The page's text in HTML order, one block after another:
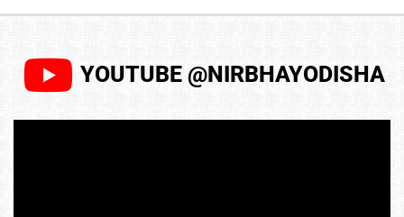
YOUTUBE @NIRBHAYODISHA